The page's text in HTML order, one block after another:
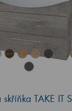
skříňka TAKE IT